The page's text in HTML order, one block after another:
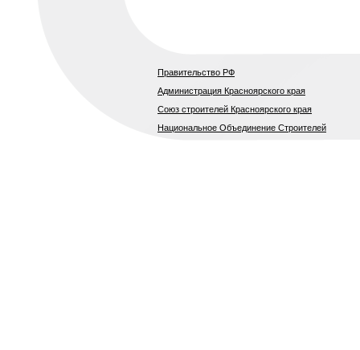
Правительство РФ
Администрация Красноярского края
Союз строителей Красноярского края
Национальное Объединение Строителей